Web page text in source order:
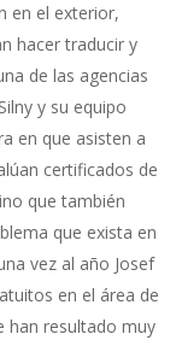
en el exterior,
hacer traducir y
de las agencias
y su equipo
en que asisten a
certificados de
que también
que exista en
vez al año Josef
en el área de
han resultado muy